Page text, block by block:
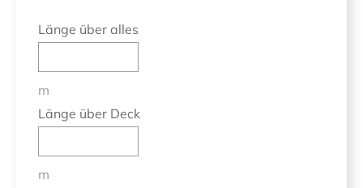
Länge über alles
m
Länge über Deck
m